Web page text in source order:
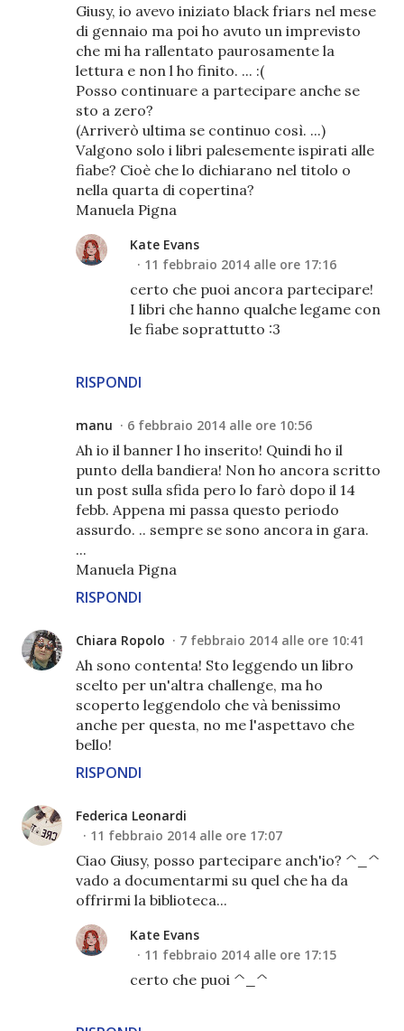
Giusy, io avevo iniziato black friars nel mese
di gennaio ma poi ho avuto un imprevisto
che mi ha rallentato paurosamente la
lettura e non l ho finito. ... :(
Posso continuare a partecipare anche se
sto a zero?
(Arriverò ultima se continuo così. ...)
Valgono solo i libri palesemente ispirati alle
fiabe? Cioè che lo dichiarano nel titolo o
nella quarta di copertina?
Manuela Pigna
RISPONDI
Kate Evans
11 febbraio 2014 alle ore 17:16
certo che puoi ancora partecipare!
I libri che hanno qualche legame con
le fiabe soprattutto :3
manu 6 febbraio 2014 alle ore 10:56
Ah io il banner l ho inserito! Quindi ho il
punto della bandiera! Non ho ancora scritto
un post sulla sfida pero lo farò dopo il 14
febb. Appena mi passa questo periodo
assurdo. .. sempre se sono ancora in gara.
...
Manuela Pigna
RISPONDI
Chiara Ropolo 7 febbraio 2014 alle ore 10:41
Ah sono contenta! Sto leggendo un libro
scelto per un'altra challenge, ma ho
scoperto leggendolo che và benissimo
anche per questa, no me l'aspettavo che
bello!
RISPONDI
Federica Leonardi
11 febbraio 2014 alle ore 17:07
Ciao Giusy, posso partecipare anch'io? ^_^
vado a documentarmi su quel che ha da
offrirmi la biblioteca...
Kate Evans
11 febbraio 2014 alle ore 17:15
certo che puoi ^_^